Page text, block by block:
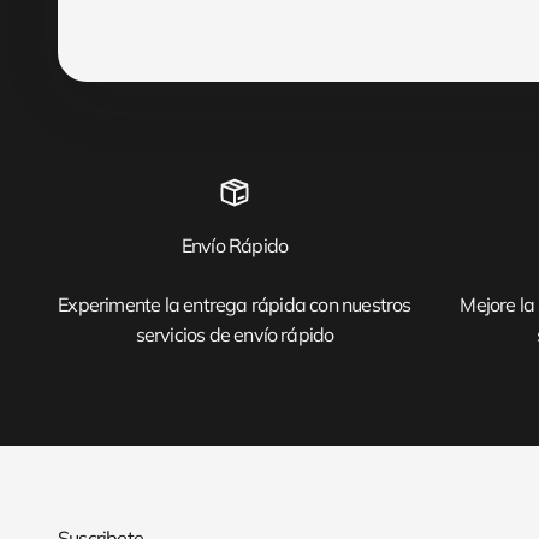
Envío Rápido
Experimente la entrega rápida con nuestros
servicios de envío rápido
Mejore